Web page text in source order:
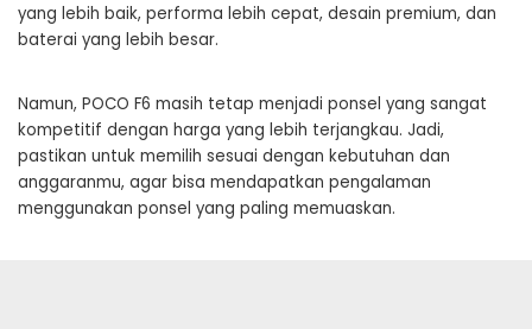
yang lebih baik, performa lebih cepat, desain premium, dan
baterai yang lebih besar.
Namun, POCO F6 masih tetap menjadi ponsel yang sangat
kompetitif dengan harga yang lebih terjangkau. Jadi,
pastikan untuk memilih sesuai dengan kebutuhan dan
anggaranmu, agar bisa mendapatkan pengalaman
menggunakan ponsel yang paling memuaskan.